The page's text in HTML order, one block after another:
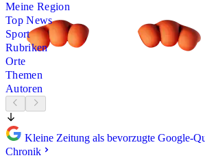
Meine Region
Top News
Sport
Rubriken
Orte
Themen
Autoren
Kleine Zeitung als bevorzugte Google-
Chronik